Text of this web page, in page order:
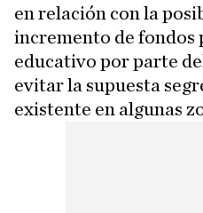
en relación con la
incremento de fondos
educativo por parte
evitar la supuesta
existente en algunas